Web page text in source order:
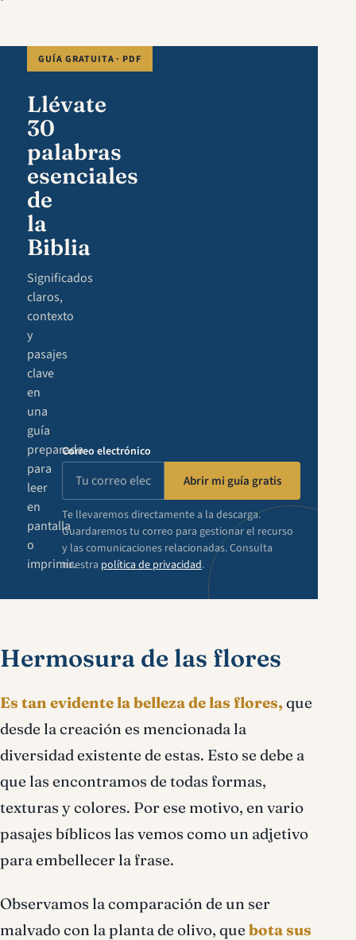
GUÍA GRATUITA · PDF
Llévate
30
palabras
esenciales
de
la
Biblia
Significados
claros,
contexto
y
pasajes
clave
en
una
guía
preparada
para
leer
en
pantalla
o
imprimir.
Correo electrónico
Abrir mi guía gratis
Te llevaremos directamente a la descarga.
Guardaremos tu correo para gestionar el recurso
y las comunicaciones relacionadas. Consulta
nuestra política de privacidad.
Hermosura de las flores
Es tan evidente la belleza de las flores, que
desde la creación es mencionada la
diversidad existente de estas. Esto se debe a
que las encontramos de todas formas,
texturas y colores. Por ese motivo, en vario
pasajes bíblicos las vemos como un adjetivo
para embellecer la frase.
Observamos la comparación de un ser
malvado con la planta de olivo, que bota sus